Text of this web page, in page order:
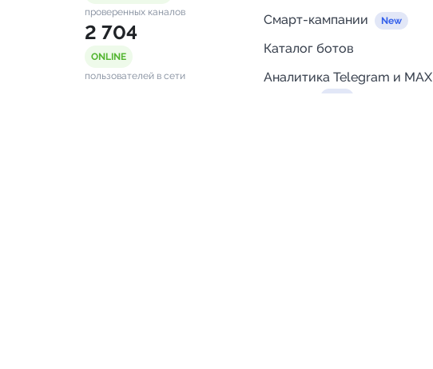
проверенных каналов
2 704
ONLINE
пользователей в сети
Смарт-кампании
Каталог ботов
Аналитика Telegram и MAX